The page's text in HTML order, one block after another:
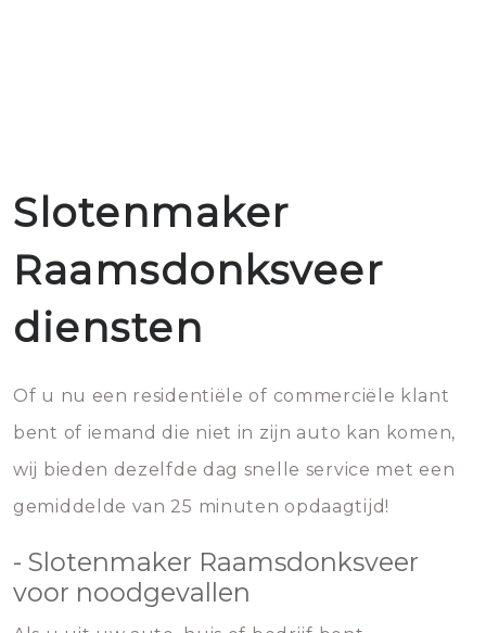
Slotenmaker
Raamsdonksveer
diensten
Of u nu een residentiële of commerciële klant
bent of iemand die niet in zijn auto kan komen,
wij bieden dezelfde dag snelle service met een
gemiddelde van 25 minuten opdaagtijd!
- Slotenmaker Raamsdonksveer
voor noodgevallen